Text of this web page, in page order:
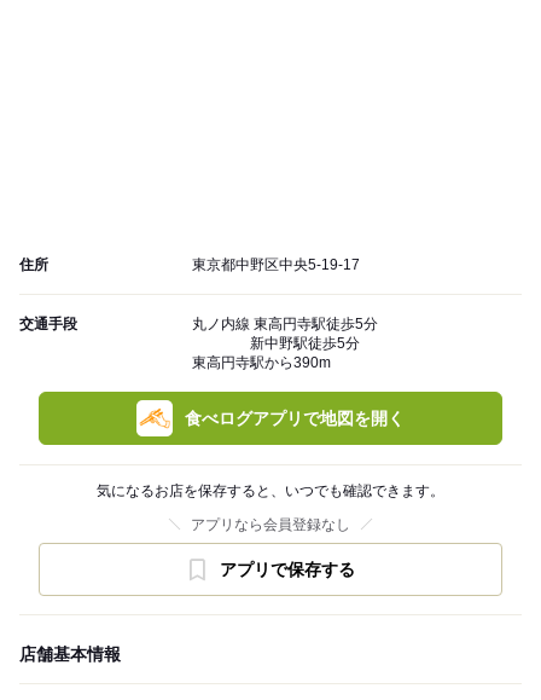
住所 東京都中野区中央5-19-17
交通手段
丸ノ内線 東高円寺駅徒歩5分
新中野駅徒歩5分
東高円寺駅から390m
食べログアプリで地図を開く
気になるお店を保存すると、いつでも確認できます。
アプリなら会員登録なし
アプリで保存する
店舗基本情報